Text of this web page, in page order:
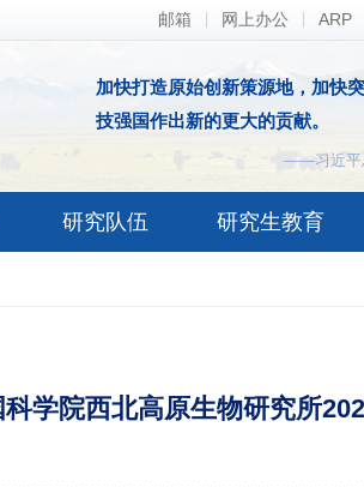
邮箱 网上办公 ARP
加快打造原始创新策源地，加快
技强国作出新的更大的贡献。
——习近平
研究队伍 研究生教育
科学院西北高原生物研究所